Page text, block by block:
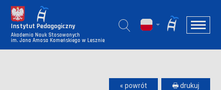
Instytut Pedagogiczny
Akademia Nauk Stosowanych
im. Jana Amosa Komeńskiego w Lesznie
« powrót 🖶 drukuj